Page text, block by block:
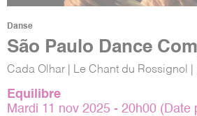
Danse
São Paulo Dance
Cada Olhar | Le Chant du Rossignol
Equilibre
Mardi 11 nov 2025 - 20h00 (Date